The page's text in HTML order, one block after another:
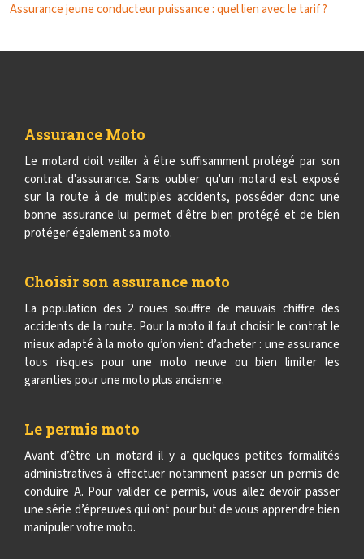
Assurance jeune conducteur puissance : quel lien avec le tarif ?
Assurance Moto
Le motard doit veiller à être suffisamment protégé par son
contrat d'assurance. Sans oublier qu'un motard est exposé
sur la route à de multiples accidents, posséder donc une
bonne assurance lui permet d'être bien protégé et de bien
protéger également sa moto.
Choisir son assurance moto
La population des 2 roues souffre de mauvais chiffre des
accidents de la route. Pour la moto il faut choisir le contrat le
mieux adapté à la moto qu’on vient d’acheter : une assurance
tous risques pour une moto neuve ou bien limiter les
garanties pour une moto plus ancienne.
Le permis moto
Avant d’être un motard il y a quelques petites formalités
administratives à effectuer notamment passer un permis de
conduire A. Pour valider ce permis, vous allez devoir passer
une série d’épreuves qui ont pour but de vous apprendre bien
manipuler votre moto.